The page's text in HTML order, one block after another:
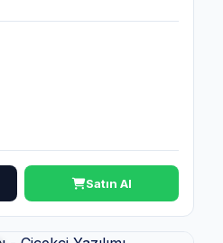
Satın Al